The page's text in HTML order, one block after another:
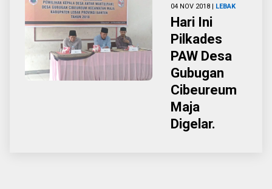
04 NOV 2018 | LEBAK
Hari Ini
Pilkades
PAW Desa
Gubugan
Cibeureum
Maja
Digelar.